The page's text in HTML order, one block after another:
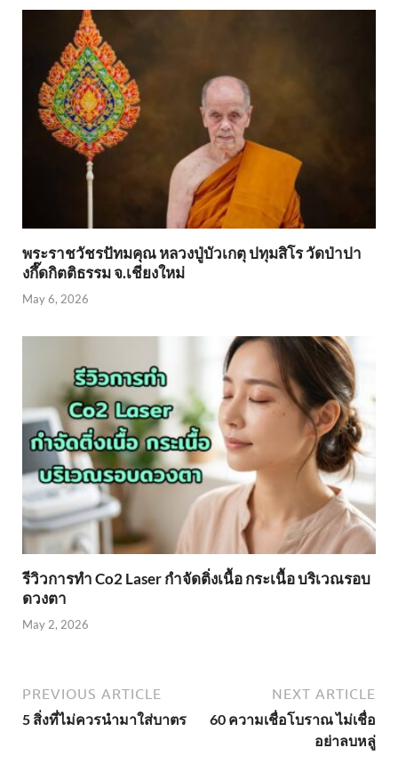
พระราชวัชรปัทมคุณ หลวงปู่บัวเกตุ ปทุมสิโร วัดป่าปา
งกึ๊ดกิตติธรรม จ.เชียงใหม่
May 6, 2026
รีวิวการทำ Co2 Laser กำจัดติ่งเนื้อ กระเนื้อ บริเวณรอบ
ดวงตา
May 2, 2026
PREVIOUS ARTICLE
5 สิ่งที่ไม่ควรนำมาใส่บาตร
NEXT ARTICLE
60 ความเชื่อโบราณ ไม่เชื่อ
อย่าลบหลู่